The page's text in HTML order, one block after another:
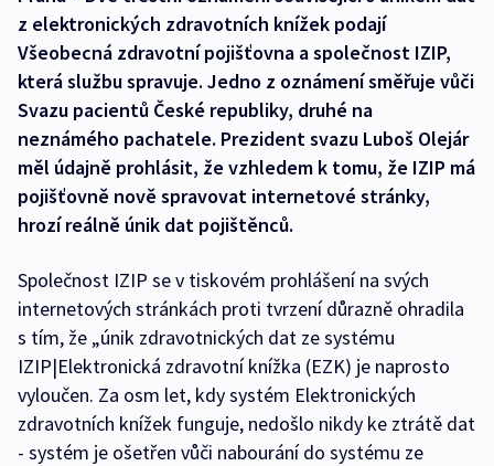
z elektronických zdravotních knížek podají
Všeobecná zdravotní pojišťovna a společnost IZIP,
která službu spravuje. Jedno z oznámení směřuje vůči
Svazu pacientů České republiky, druhé na
neznámého pachatele. Prezident svazu Luboš Olejár
měl údajně prohlásit, že vzhledem k tomu, že IZIP má
pojišťovně nově spravovat internetové stránky,
hrozí reálně únik dat pojištěnců.
Společnost IZIP se v tiskovém prohlášení na svých
internetových stránkách proti tvrzení důrazně ohradila
s tím, že „únik zdravotnických dat ze systému
IZIP|Elektronická zdravotní knížka (EZK) je naprosto
vyloučen. Za osm let, kdy systém Elektronických
zdravotních knížek funguje, nedošlo nikdy ke ztrátě dat
- systém je ošetřen vůči nabourání do systému ze